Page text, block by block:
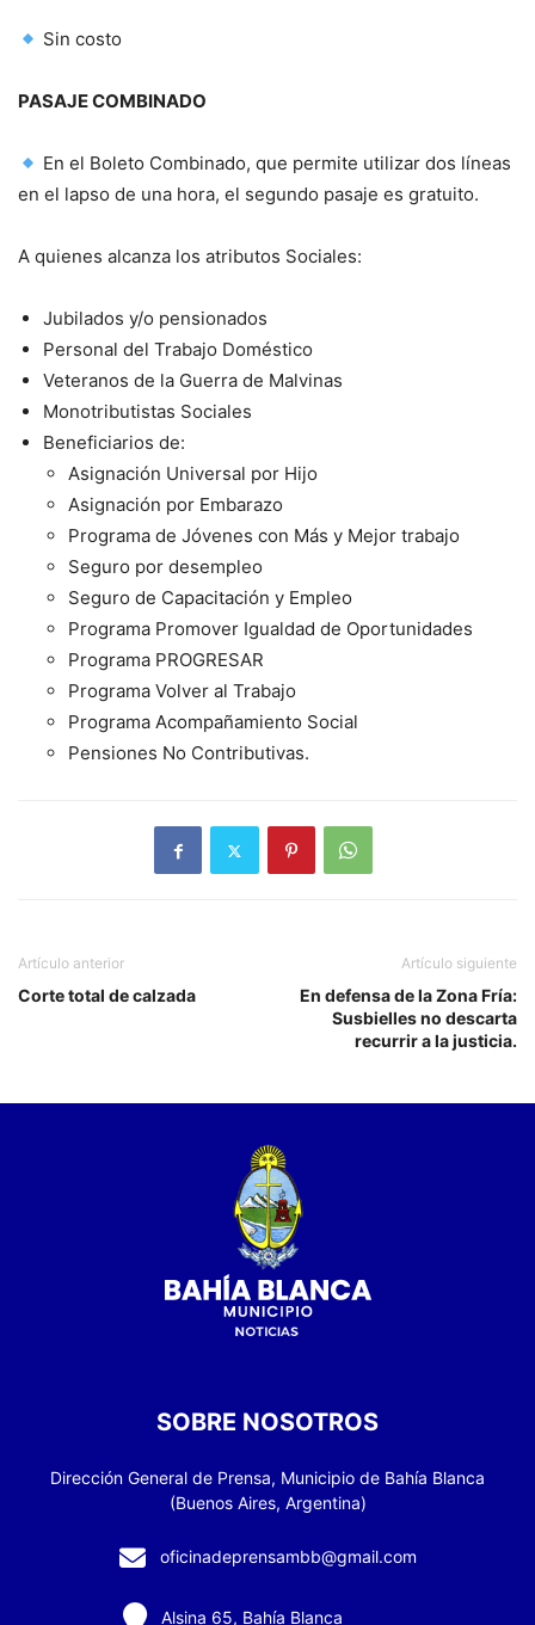
Sin costo
PASAJE COMBINADO
En el Boleto Combinado, que permite utilizar dos líneas
en el lapso de una hora, el segundo pasaje es gratuito.
A quienes alcanza los atributos Sociales:
Jubilados y/o pensionados
Personal del Trabajo Doméstico
Veteranos de la Guerra de Malvinas
Monotributistas Sociales
Beneficiarios de:
Asignación Universal por Hijo
Asignación por Embarazo
Programa de Jóvenes con Más y Mejor trabajo
Seguro por desempleo
Seguro de Capacitación y Empleo
Programa Promover Igualdad de Oportunidades
Programa PROGRESAR
Programa Volver al Trabajo
Programa Acompañamiento Social
Pensiones No Contributivas.
Artículo anterior
Corte total de calzada
Artículo siguiente
En defensa de la Zona Fría:
Susbielles no descarta
recurrir a la justicia.
SOBRE NOSOTROS
Dirección General de Prensa, Municipio de Bahía Blanca
(Buenos Aires, Argentina)
oficinadeprensambb@gmail.com
Alsina 65, Bahía Blanca